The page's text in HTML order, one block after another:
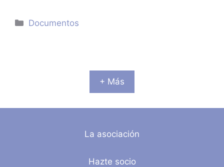
Categorías
Documentos
+ Más
La asociación
Hazte socio